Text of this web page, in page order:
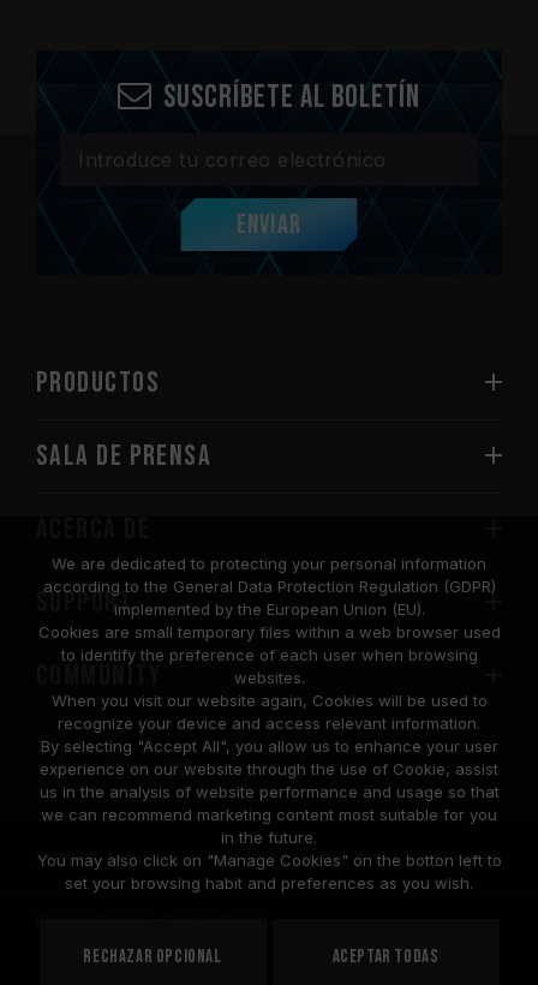
Suscríbete al boletín
Enviar
PRODUCTOS
Sala de prensa
SUPPORT
COMMUNITY
© 2026 Team Group Inc. All Rights Reserved.
United
We are dedicated to protecting your personal information
according to the General Data Protection Regulation (GDPR)
implemented by the European Union (EU).
Cookies are small temporary files within a web browser used
to identify the preference of each user when browsing
websites.
When you visit our website again, Cookies will be used to
recognize your device and access relevant information.
By selecting "Accept All", you allow us to enhance your user
experience on our website through the use of Cookie, assist
us in the analysis of website performance and usage so that
we can recommend marketing content most suitable for you
in the future.
You may also click on "Manage Cookies" on the botton left to
set your browsing habit and preferences as you wish.
Rechazar opcional Aceptar todas